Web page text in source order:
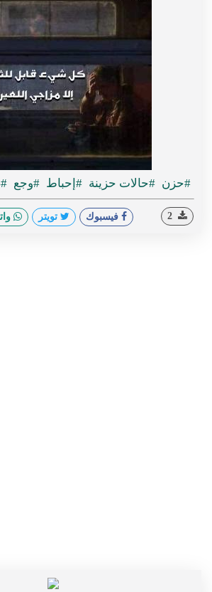
#حزن #حالات حزينة #إحباط #وجع
فيسبوك تويتر